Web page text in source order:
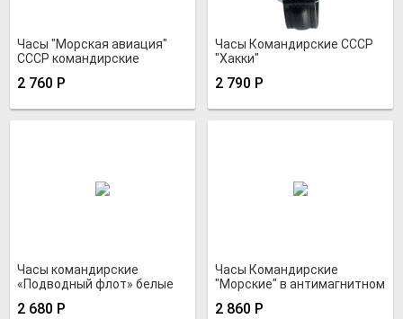
Часы "Морская авиация"
СССР командирские
2 760 Р
Часы Командирские СССР
"Хакки"
2 790 Р
Часы командирские
«Подводный флот» белые
2 680 Р
Часы Командирские
"Морские" в антимагнитном
2 860 Р